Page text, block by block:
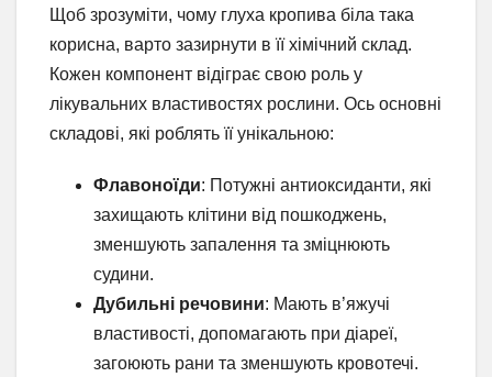
Щоб зрозуміти, чому глуха кропива біла така
корисна, варто зазирнути в її хімічний склад.
Кожен компонент відіграє свою роль у
лікувальних властивостях рослини. Ось основні
складові, які роблять її унікальною:
Флавоноїди: Потужні антиоксиданти, які
захищають клітини від пошкоджень,
зменшують запалення та зміцнюють
судини.
Дубильні речовини: Мають в’яжучі
властивості, допомагають при діареї,
загоюють рани та зменшують кровотечі.